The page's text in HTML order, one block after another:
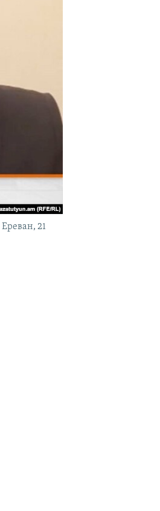
21